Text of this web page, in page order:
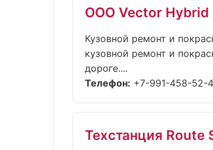
ООО Vector Hybrid
Кузовной ремонт и
кузовной ремонт и
дороге....
Телефон: +7-991-458-52-
Техстанция Route